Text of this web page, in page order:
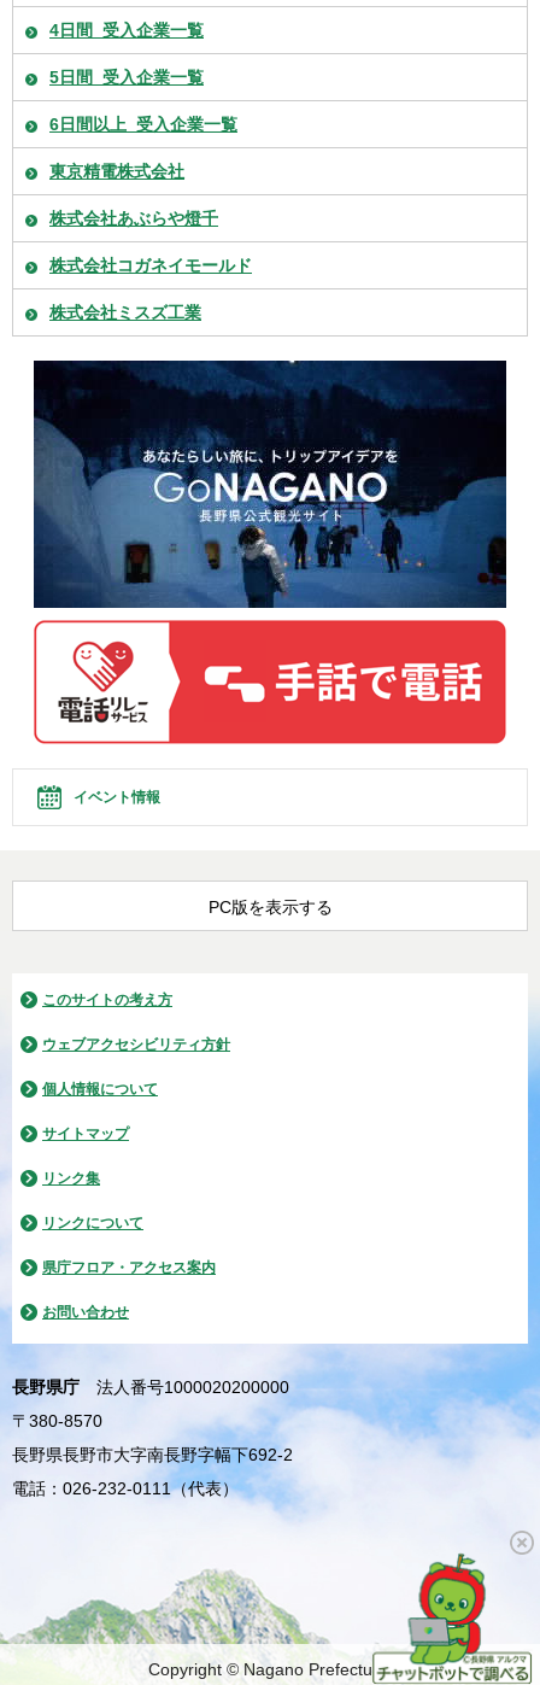
4日間_受入企業一覧
5日間_受入企業一覧
6日間以上_受入企業一覧
東京精電株式会社
株式会社あぶらや燈千
株式会社コガネイモールド
株式会社ミスズ工業
イベント情報
PC版を表示する
このサイトの考え方
ウェブアクセシビリティ方針
個人情報について
サイトマップ
リンク集
リンクについて
県庁フロア・アクセス案内
お問い合わせ
長野県庁
法人番号1000020200000
〒380-8570
長野県長野市大字南長野字幅下692-2
電話：026-232-0111（代表）
Copyright © Nagano Prefecture.